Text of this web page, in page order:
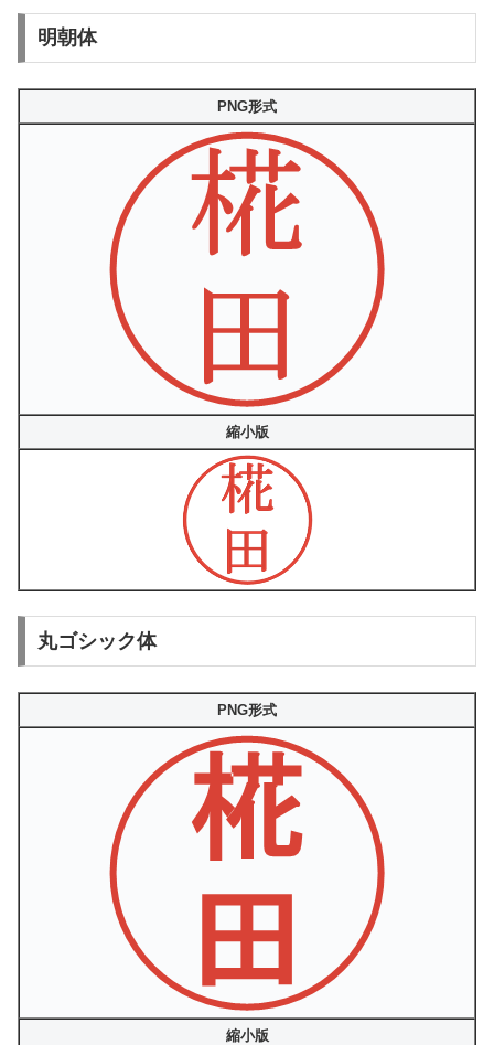
明朝体
PNG形式
縮小版
丸ゴシック体
PNG形式
縮小版